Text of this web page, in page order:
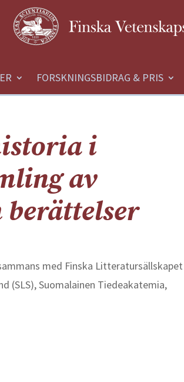
FORSKNINGSBIDRAG & PRIS
i
av
med Finska Litteratursällskapet
(SLS), Suomalainen Tiedeakatemia,